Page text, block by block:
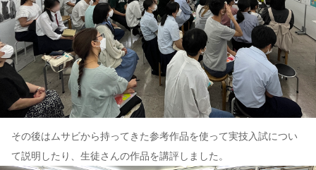
その後はムサビから持ってきた参考作品を使って実技入試につい
て説明したり、生徒さんの作品を講評しました。